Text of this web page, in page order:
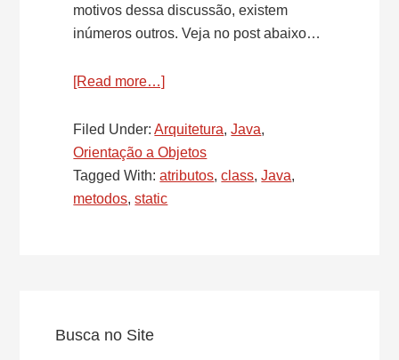
motivos dessa discussão, existem
inúmeros outros. Veja no post abaixo…
[Read more…]
é
puramente
orientada
a
Filed Under:Arquitetura,Java,
Orientação a Objetos
Tagged With:atributos,class,Java,
metodos,static
Sidebar
Busca no Site